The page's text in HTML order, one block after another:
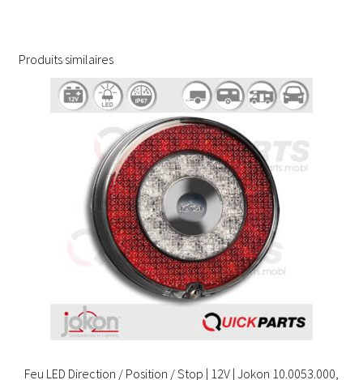
Produits similaires
Feu LED Direction / Position / Stop | 12V | Jokon 10.0053.000,